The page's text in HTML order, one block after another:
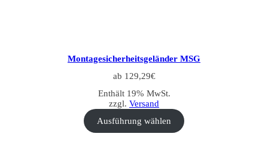
Montagesicherheitsgeländer MSG
ab 129,29€
Enthält 19% MwSt.
zzgl. Versand
Ausführung wählen